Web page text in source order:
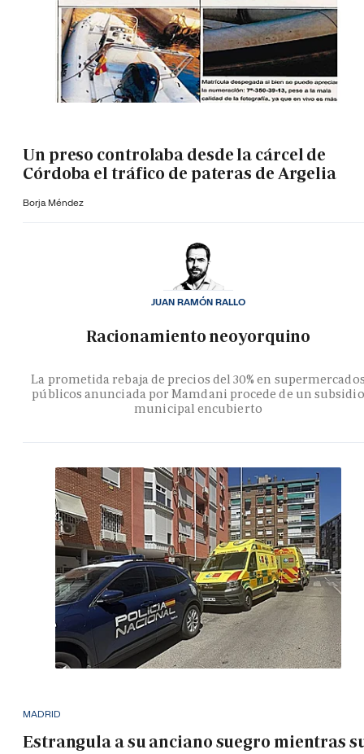
Un preso controlaba desde la cárcel de
Córdoba el tráfico de pateras de Argelia
Borja Méndez
Racionamiento neoyorquino
La prometida rebaja de precios del 30% en
públicos anunciada por Mamdani procede de un subsidio
municipal encubierto
JUAN RAMÓN RALLO
MADRID
Estrangula a su anciano suegro mientras